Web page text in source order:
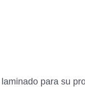
para su